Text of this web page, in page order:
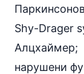
Shy-Drager
Алцхаймер;
нарушени